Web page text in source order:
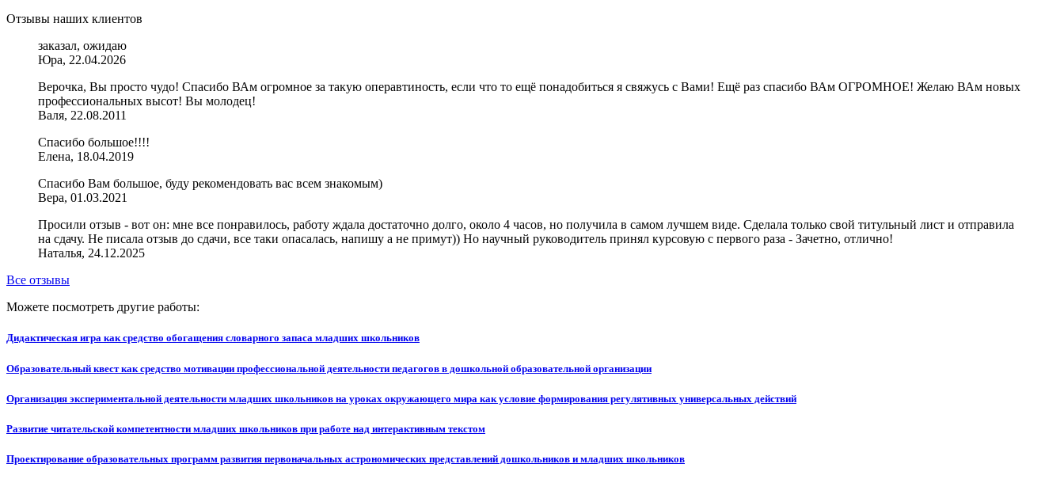
Отзывы наших клиентов
заказал, ожидаю
Юра, 22.04.2026
Верочка, Вы просто чудо! Спасибо ВАм огромное за такую операвтиность, если что то ещё понадобиться я свяжусь с Вами! Ещё раз спасибо ВАм ОГРОМНОЕ! Желаю ВАм новых
профессиональных высот! Вы молодец!
Валя, 22.08.2011
Спасибо большое!!!!
Елена, 18.04.2019
Спасибо Вам большое, буду рекомендовать вас всем знакомым)
Вера, 01.03.2021
Просили отзыв - вот он: мне все понравилось, работу ждала достаточно долго, около 4 часов, но получила в самом лучшем виде. Сделала только свой титульный лист и отправила
на сдачу. Не писала отзыв до сдачи, все таки опасалась, напишу а не примут)) Но научный руководитель принял курсовую с первого раза - Зачетно, отлично!
Наталья, 24.12.2025
Все отзывы
Можете посмотреть другие работы:
Дидактическая игра как средство обогащения словарного запаса младших школьников
Образовательный квест как средство мотивации профессиональной деятельности педагогов в дошкольной образовательной организации
Организация экспериментальной деятельности младших школьников на уроках окружающего мира как условие формирования регулятивных универсальных действий
Развитие читательской компетентности младших школьников при работе над интерактивным текстом
Проектирование образовательных программ развития первоначальных астрономических представлений дошкольников и младших школьников